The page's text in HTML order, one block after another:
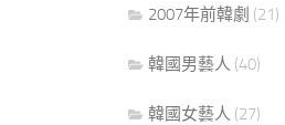
2007年前韓劇 (21)
韓國男藝人 (40)
韓國女藝人 (27)